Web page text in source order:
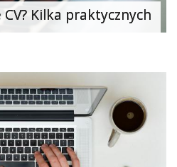
Kilka praktycznych